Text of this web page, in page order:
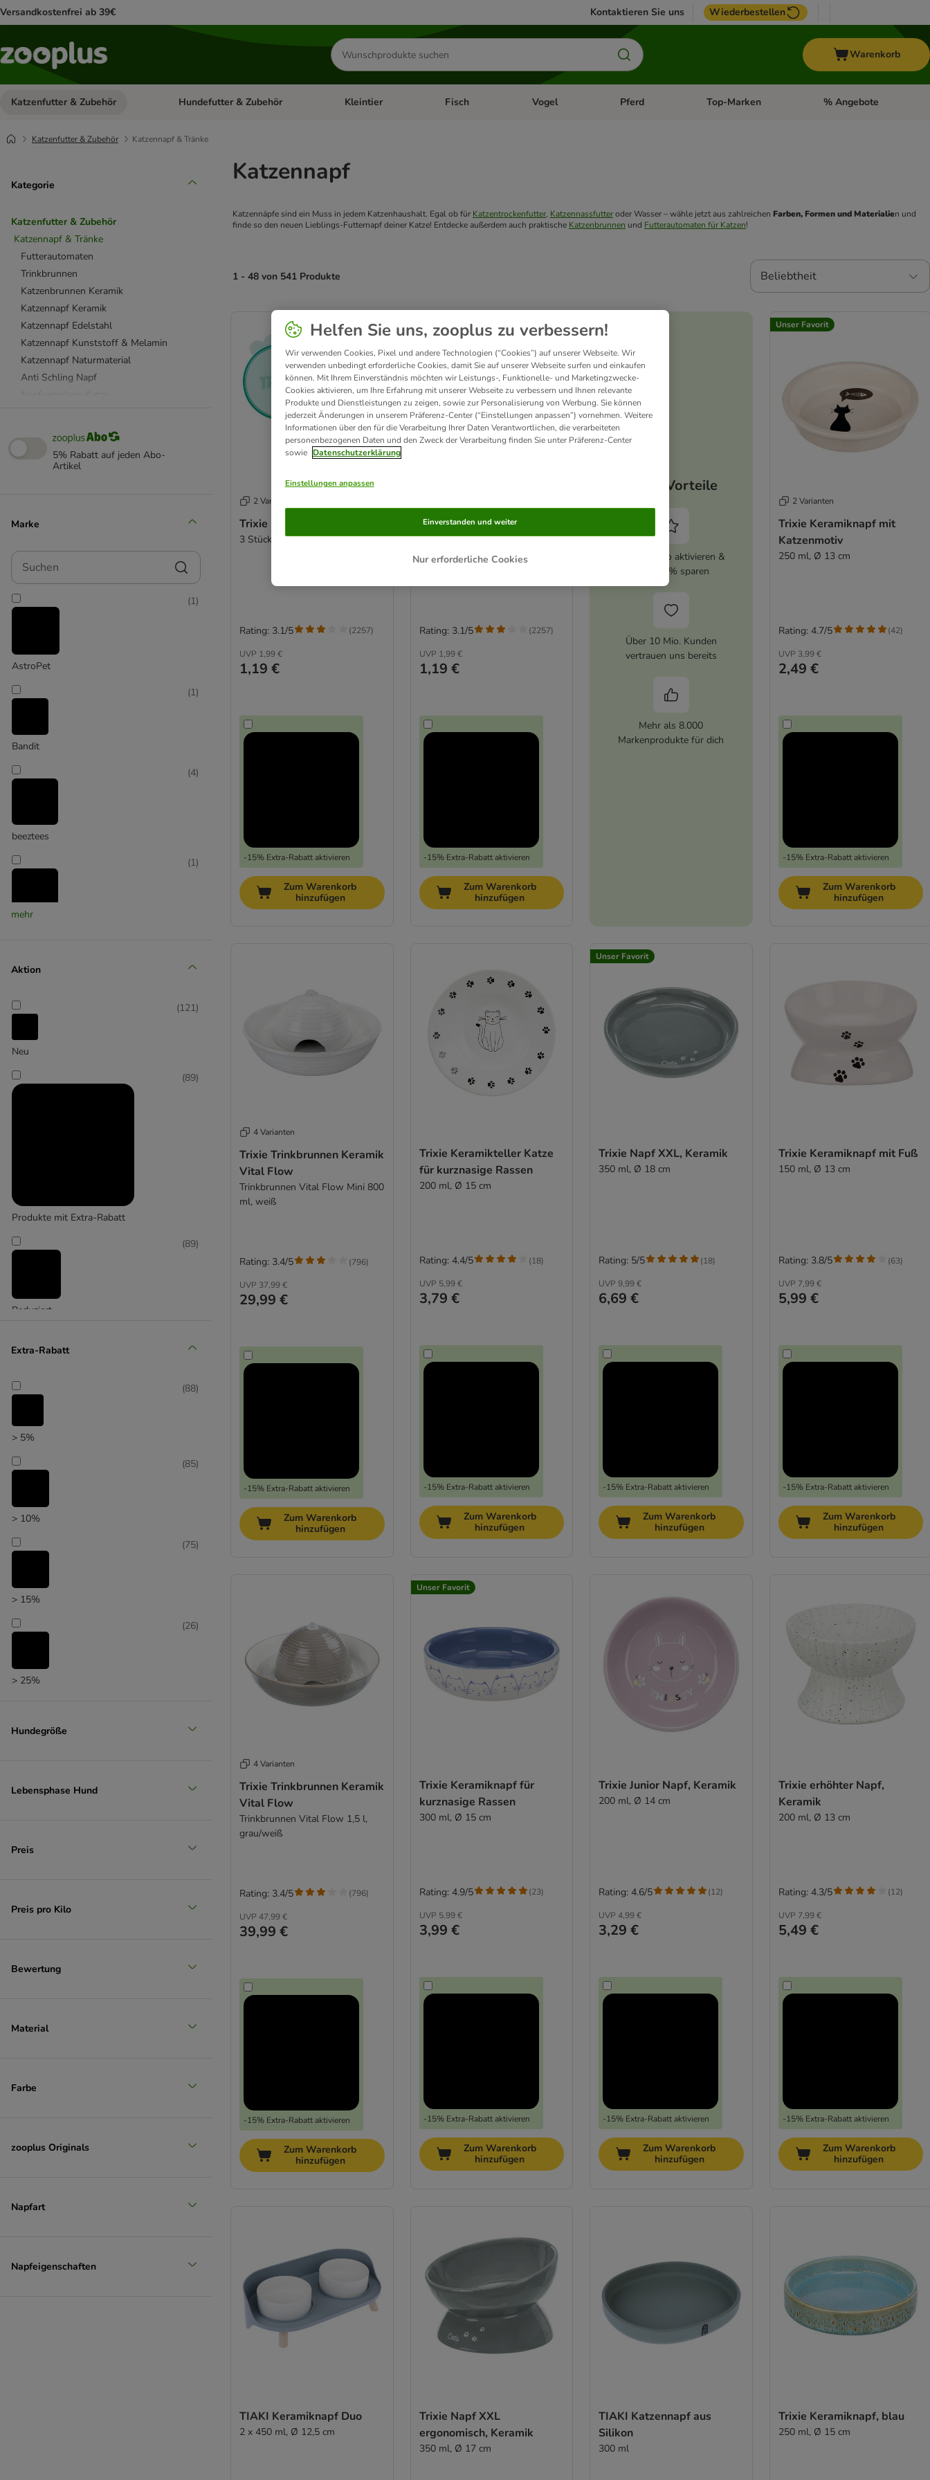
Versandkostenfrei ab 39€ Kontaktieren Sie uns Wiederbestellen
Produkte
suchen
Warenkorb
Katzenfutter & Zubehör Kategorie-Menü öffnen: Katzenfutter & Zubehör
Hundefutter & Zubehör Kategorie-Menü öffnen: Hundefutter & Zubehör
Kleintier Kategorie-Menü öffnen: Kleintier
Fisch Kategorie-Menü öffnen: Fisch
Vogel Kategorie-Menü öffnen: Vogel
Pferd Kategorie-Menü öffnen: Pferd
Top-Marken Kategorie-Menü öffnen:
% Angebote
Katzenfutter & Zubehör Katzennapf & Tränke
Kategorie
Katzenfutter & Zubehör
Katzennapf & Tränke
Futterautomaten
Trinkbrunnen
Katzenbrunnen Keramik
Katzennapf Keramik
Katzennapf Edelstahl
Katzennapf Kunststoff & Melamin
Katzennapf Naturmaterial
Anti Schling Napf
Katzenfutter Aufbewahrung
5% Rabatt auf jeden Abo-
Artikel
Marke
Suchen
AstroPet
(1)
Bandit
(1)
beeztees
(4)
(1)
Canadian Cat Company
mehr
Aktion
Neu
(121)
Produkte mit Extra-Rabatt
(89)
Reduziert
(89)
Unser Favorit
Extra-Rabatt
> 5%
(88)
> 10%
(85)
> 15%
(75)
> 25%
(26)
12)
Hundegröße
Lebensphase Hund
Preis
Preis pro Kilo
Bewertung
Material
Farbe
zooplus Originals
Napfart
Napfeigenschaften
Katzennapf
Katzennäpfe sind ein Muss in jedem Katzenhaushalt. Egal ob für Katzentrockenfutter, Katzennassfutter oder Wasser – wähle jetzt aus zahlreichen Farben, Formen und Materialien und
finde so den neuen Lieblings-Futternapf deiner Katze! Entdecke außerdem auch praktische Katzenbrunnen und Futterautomaten für Katzen!
1 - 48 von 541 Produkte Beliebtheit
product items have been changed
2 Varianten
Trixie Dosendeckel
3 Stück, Ø 7,6 cm
UVP 1,99 €
1,19 €
-15% Extra-Rabatt aktivieren
Rating: 3.1/5 (2257)
Zum Warenkorb
hinzufügen
Trixie Dosendeckel
2 Stück, Ø 10,6 cm
UVP 1,99 €
1,19 €
-15% Extra-Rabatt aktivieren
Rating: 3.1/5 (2257)
Zum Warenkorb
hinzufügen
Deine Vorteile
zooplus Abo aktivieren &
immer 5% sparen
Über 10 Mio. Kunden
vertrauen uns bereits
Mehr als 8.000
Markenprodukte für dich
Unser Favorit
2 Varianten
Trixie Keramiknapf mit
Katzenmotiv
250 ml, Ø 13 cm
UVP 3,99 €
2,49 €
-15% Extra-Rabatt aktivieren
Rating: 4.7/5 (42)
Zum Warenkorb
hinzufügen
4 Varianten
Trixie Trinkbrunnen Keramik
Vital Flow
Trinkbrunnen Vital Flow Mini 800
ml, weiß
UVP 37,99 €
29,99 €
-15% Extra-Rabatt aktivieren
Rating: 3.4/5 (796)
Zum Warenkorb
hinzufügen
Trixie Keramikteller Katze
für kurznasige Rassen
200 ml, Ø 15 cm
UVP 5,99 €
3,79 €
-15% Extra-Rabatt aktivieren
Rating: 4.4/5 (18)
Zum Warenkorb
hinzufügen
Unser Favorit
Trixie Napf XXL, Keramik
350 ml, Ø 18 cm
UVP 9,99 €
6,69 €
-15% Extra-Rabatt aktivieren
Rating: 5/5 (18)
Zum Warenkorb
hinzufügen
Trixie Keramiknapf mit Fuß
150 ml, Ø 13 cm
UVP 7,99 €
5,99 €
-15% Extra-Rabatt aktivieren
Rating: 3.8/5 (63)
Zum Warenkorb
hinzufügen
4 Varianten
Trixie Trinkbrunnen Keramik
Vital Flow
Trinkbrunnen Vital Flow 1,5 l,
grau/weiß
UVP 47,99 €
39,99 €
-15% Extra-Rabatt aktivieren
Rating: 3.4/5 (796)
Zum Warenkorb
hinzufügen
Unser Favorit
Trixie Keramiknapf für
kurznasige Rassen
300 ml, Ø 15 cm
UVP 5,99 €
3,99 €
-15% Extra-Rabatt aktivieren
Rating: 4.9/5 (23)
Zum Warenkorb
hinzufügen
Trixie Junior Napf, Keramik
200 ml, Ø 14 cm
UVP 4,99 €
3,29 €
-15% Extra-Rabatt aktivieren
Rating: 4.6/5 (12)
Zum Warenkorb
hinzufügen
Trixie erhöhter Napf,
Keramik
200 ml, Ø 13 cm
UVP 7,99 €
5,49 €
-15% Extra-Rabatt aktivieren
Rating: 4.3/5 (12)
Zum Warenkorb
hinzufügen
TIAKI Keramiknapf Duo
2 x 450 ml, Ø 12,5 cm
Trixie Napf XXL
ergonomisch, Keramik
350 ml, Ø 17 cm
TIAKI Katzennapf aus
Silikon
300 ml
Trixie Keramiknapf, blau
250 ml, Ø 15 cm
Helfen Sie uns, zooplus zu verbessern!
Wir verwenden Cookies, Pixel und andere Technologien (“Cookies”) auf unserer Webseite. Wir
verwenden unbedingt erforderliche Cookies, damit Sie auf unserer Webseite surfen und einkaufen
können. Mit Ihrem Einverständnis möchten wir Leistungs-, Funktionelle- und Marketingzwecke-
Cookies aktivieren, um Ihre Erfahrung mit unserer Webseite zu verbessern und Ihnen relevante
Produkte und Dienstleistungen zu zeigen, sowie zur Personalisierung von Werbung. Sie können
jederzeit Änderungen in unserem Präferenz-Center (“Einstellungen anpassen”) vornehmen. Weitere
Informationen über den für die Verarbeitung Ihrer Daten Verantwortlichen, die verarbeiteten
personenbezogenen Daten und den Zweck der Verarbeitung finden Sie unter Präferenz-Center
sowie Datenschutzerklärung
Einstellungen anpassen
Nur erforderliche Cookies
Einverstanden und weiter